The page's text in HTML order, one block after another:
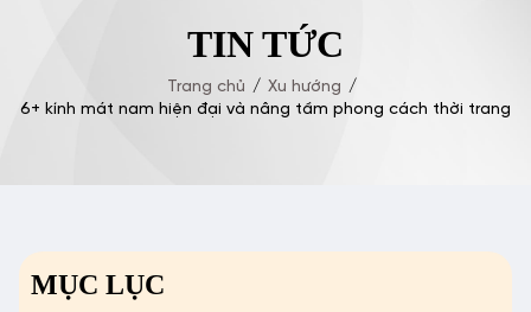
TIN TỨC
Trang chủ / Xu hướng /
6+ kính mát nam hiện đại và nâng tầm phong cách thời trang
MỤC LỤC